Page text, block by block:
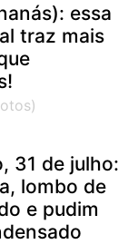
essa
traz mais
31 de julho:
lombo de
e pudim